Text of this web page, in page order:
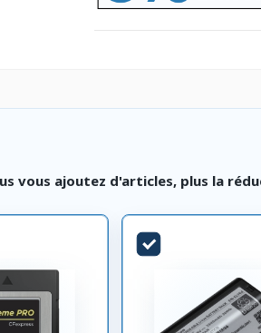
vous ajoutez d'articles, plus la